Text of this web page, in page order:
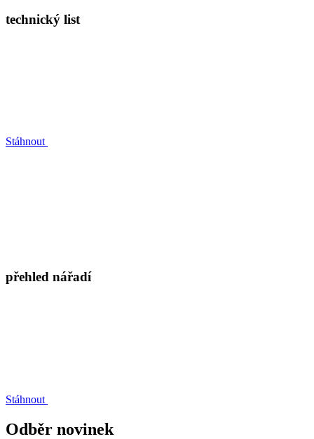
technický list
Stáhnout
přehled nářadí
Stáhnout
Odběr novinek